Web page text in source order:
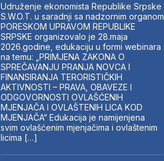
Udruženje ekonomista Republike Srpske
S.W.O.T. u saradnji sa nadzornim organom
PORESKOM UPRAVOM REPUBLIKE
SRPSKE organizovalo je 28.maja
2026.godine, edukaciju u formi webinara
na temu: „PRIMJENA ZAKONA O
SPREČAVANJU PRANJA NOVCA I
FINANSIRANJA TERORISTIČKIH
AKTIVNOSTI – PRAVA, OBAVEZE I
ODGOVORNOSTI OVLAŠĆENIH
MJENJAČA I OVLAŠTENIH LICA KOD
MJENJAČA“ Edukacija je namijenjena
svim ovlašćenim mjenjačima i ovlaštenim
licima […]